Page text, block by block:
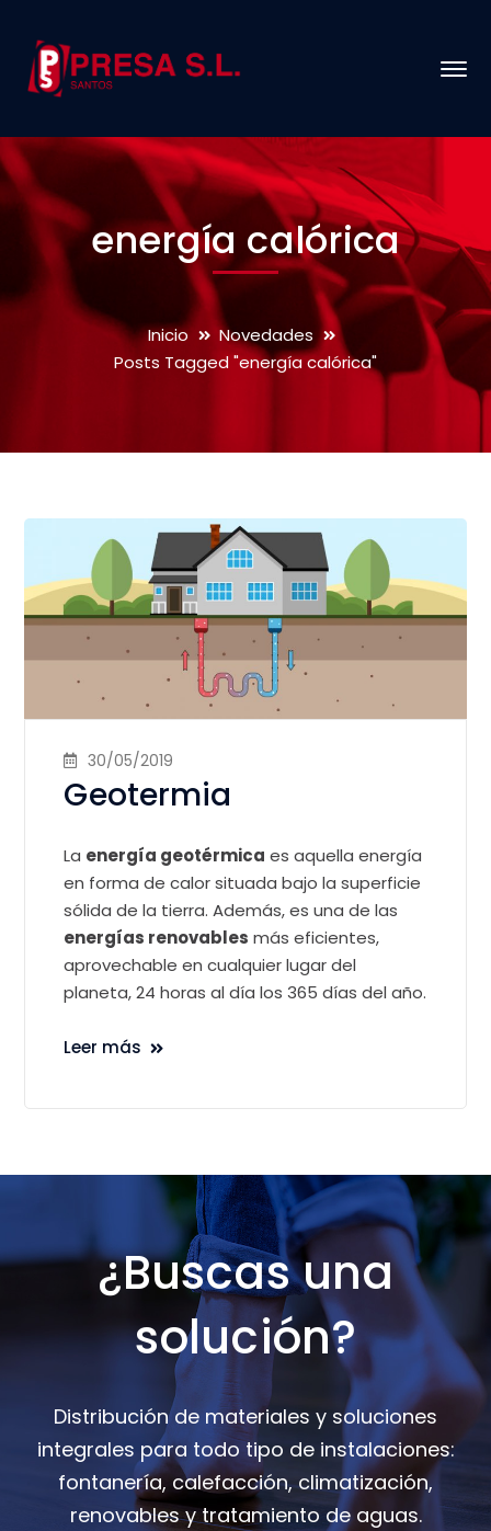
energía calórica
Inicio
Novedades
Posts Tagged "energía calórica"
30/05/2019
Geotermia
La energía geotérmica es aquella energía
en forma de calor situada bajo la superficie
sólida de la tierra. Además, es una de las
energías renovables más eficientes,
aprovechable en cualquier lugar del
planeta, 24 horas al día los 365 días del año.
Leer más
¿Buscas una
solución?
Distribución de materiales y soluciones
integrales para todo tipo de instalaciones:
fontanería, calefacción, climatización,
renovables y tratamiento de aguas.